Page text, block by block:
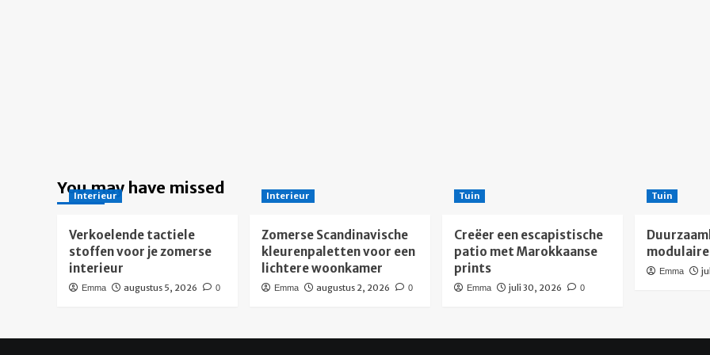
You may have missed
Interieur
Verkoelende tactiele
stoffen voor je zomerse
interieur
Emma augustus 5, 2026 0
Interieur
Zomerse Scandinavische
kleurenpaletten voor een
lichtere woonkamer
Emma augustus 2, 2026 0
Tuin
Creëer een escapistische
patio met Marokkaanse
prints
Emma juli 30, 2026 0
Tuin
Emma